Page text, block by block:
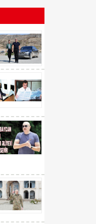
07 Avqust
07 Avqust
00:48